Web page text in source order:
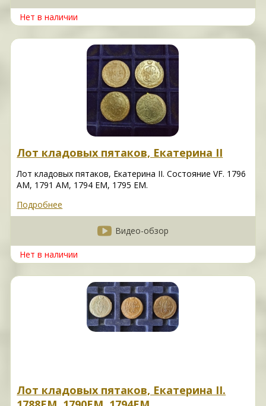
Нет в наличии
Лот кладовых пятаков, Екатерина II
Лот кладовых пятаков, Екатерина II. Состояние VF. 1796
АМ, 1791 АМ, 1794 ЕМ, 1795 ЕМ.
Подробнее
Видео-обзор
Нет в наличии
Лот кладовых пятаков, Екатерина II.